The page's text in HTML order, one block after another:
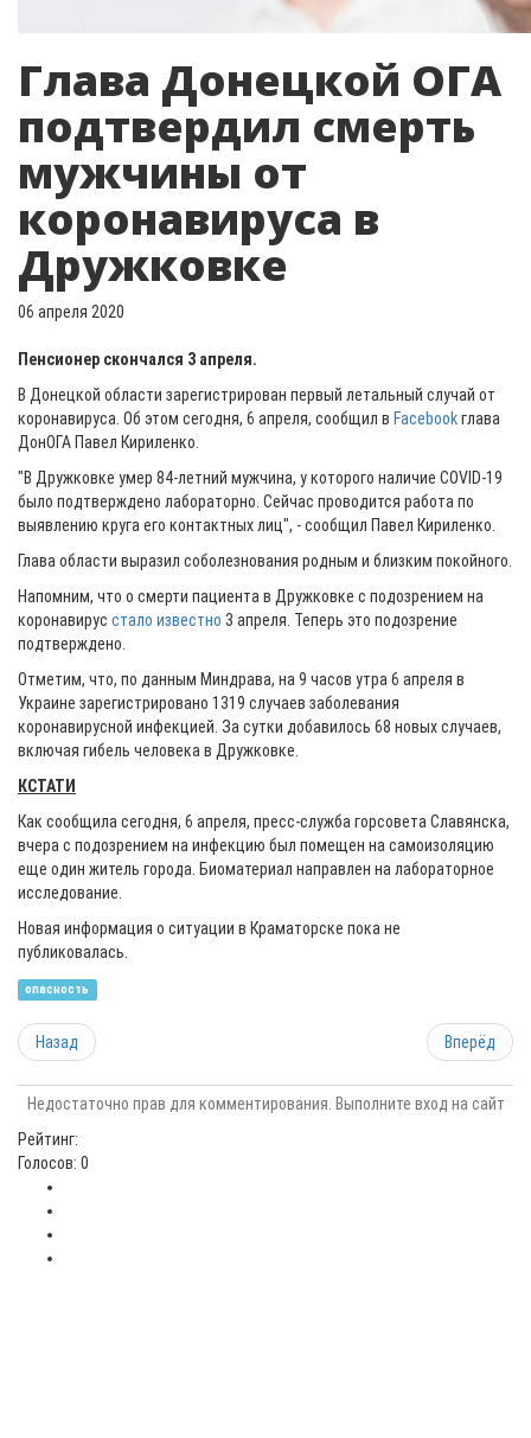
Глава Донецкой ОГА
подтвердил смерть
мужчины от
коронавируса в
Дружковке
06 апреля 2020
Пенсионер скончался 3 апреля.
В Донецкой области зарегистрирован первый летальный случай от
коронавируса. Об этом сегодня, 6 апреля, сообщил в Facebookглава
ДонОГА Павел Кириленко.
"В Дружковке умер 84-летний мужчина, у которого наличие COVID-19
было подтверждено лабораторно. Сейчас проводится работа по
выявлению круга его контактных лиц", - сообщил Павел Кириленко.
Глава области выразил соболезнования родным и близким покойного.
Напомним, что о смерти пациента в Дружковке с подозрением на
коронавирус стало известно 3 апреля. Теперь это подозрение
подтверждено.
Отметим, что, по данным Миндрава, на 9 часов утра 6 апреля в
Украине зарегистрировано 1319 случаев заболевания
коронавирусной инфекцией. За сутки добавилось 68 новых случаев,
включая гибель человека в Дружковке.
КСТАТИ
Как сообщила сегодня, 6 апреля, пресс-служба горсовета Славянска,
вчера с подозрением на инфекцию был помещен на самоизоляцию
еще один житель города. Биоматериал направлен на лабораторное
исследование.
Новая информация о ситуации в Краматорске пока не
публиковалась.
опасность
Назад Вперёд
Недостаточно прав для комментирования. Выполните вход на сайт
Рейтинг:
Голосов: 0